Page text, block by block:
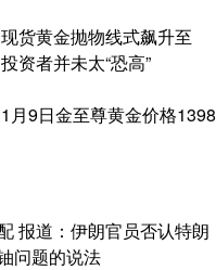
货黄金抛物线式飙升至
资者并未太“恐高”
月9日金至尊黄金价格1398
报道：伊朗官员否认特朗
问题的说法